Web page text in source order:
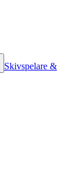
Skivspelare &